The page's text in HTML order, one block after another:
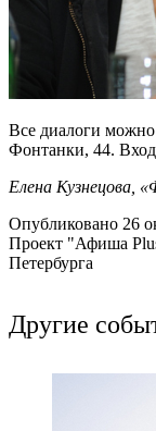
Все диалоги можно
Фонтанки, 44.
Елена Кузнецова,
Опубликовано 26
Проект "Афиша
Петербурга
Другие